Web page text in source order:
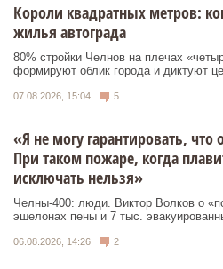
Короли квадратных метров:
жилья автограда
80% стройки Челнов на плечах
формируют облик города и диктуют
07.08.2026, 15:04 5
«Я не могу гарантировать,
При таком пожаре, когда
исключать нельзя»
Челны-400: люди. Виктор Волков о
эшелонах пены и 7 тыс.
06.08.2026, 14:26 2